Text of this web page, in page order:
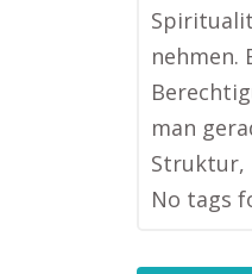
nehmen.
man
Struktur,
No tags